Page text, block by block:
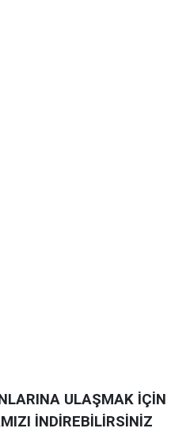
ULAŞMAK İÇİN
İNDİREBİLİRSİNİZ